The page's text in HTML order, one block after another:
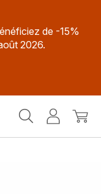
de -15%
2026.
MonMon